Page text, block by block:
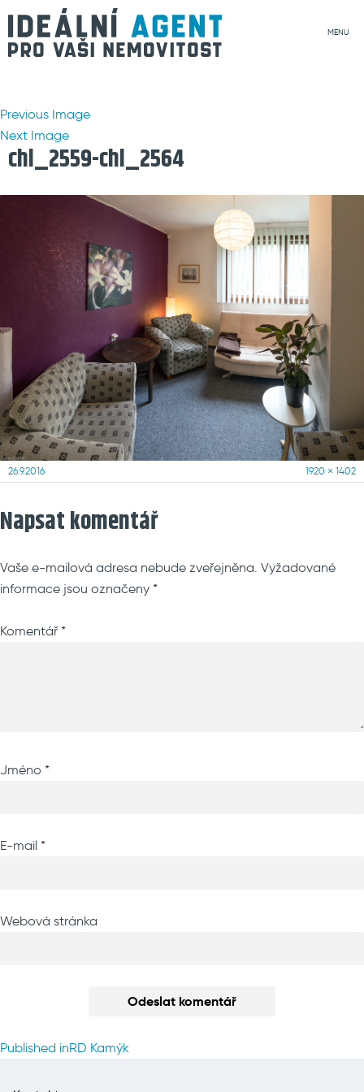
MENU
Previous Image
Next Image
chl_2559-chl_2564
Posted
26.9.2016
Full
1920 × 1402
Napsat komentář
Vaše e-mailová adresa nebude zveřejněna. Vyžadované
informace jsou označeny *
Komentář *
Jméno *
E-mail *
Webová stránka
Navigace
Published inRD Kamýk